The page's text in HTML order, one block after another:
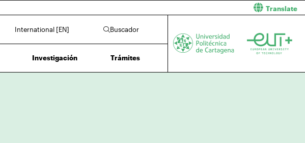
Translate
International [EN] Buscador
Investigación Trámites